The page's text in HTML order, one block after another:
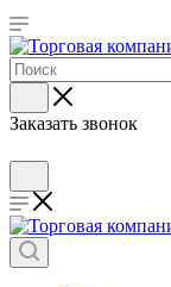
Заказать звонок